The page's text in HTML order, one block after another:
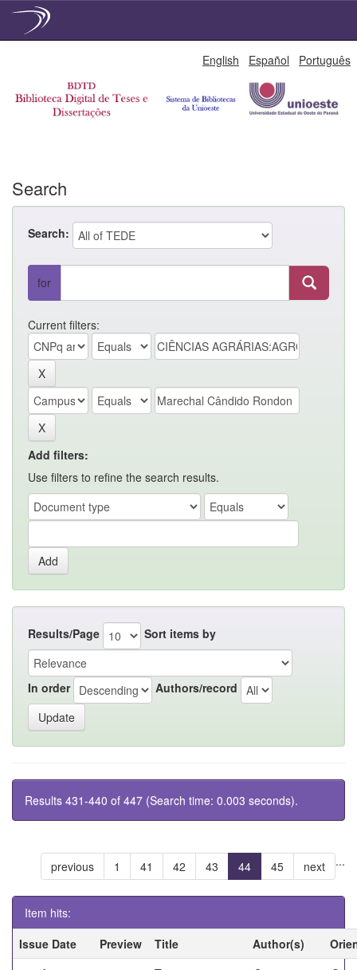
English Español Português
Search
Search:
for
Current filters:
Add filters:
Use filters to refine the search results.
Results/Page Sort items by
In order Authors/record
Results 431-440 of 447 (Search time: 0.003 seconds).
previous 1 ...
41 42 43 44 45 next
Item hits:
Issue Date
Preview Title Author(s)